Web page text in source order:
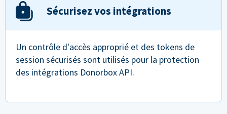
Sécurisez vos intégrations
Un contrôle d'accès approprié et des tokens de
session sécurisés sont utilisés pour la protection
des intégrations Donorbox API.